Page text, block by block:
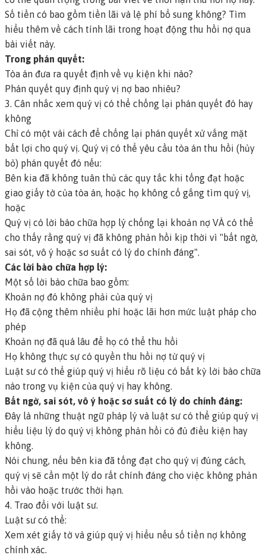
Số tiền có bao gồm tiền lãi và lệ phí bổ sung không? Tìm
hiểu thêm về cách tính lãi trong hoạt động thu hồi nợ qua
bài viết này.
Trong phán quyết:
Tòa án đưa ra quyết định về vụ kiện khi nào?
Phán quyết quy định quý vị nợ bao nhiêu?
3. Cân nhắc xem quý vị có thể chống lại phán quyết đó hay
không
Chỉ có một vài cách để chống lại phán quyết xử vắng mặt
bất lợi cho quý vị. Quý vị có thể yêu cầu tòa án thu hồi (hủy
bỏ) phán quyết đó nếu:
Bên kia đã không tuân thủ các quy tắc khi tống đạt hoặc
giao giấy tờ của tòa án, hoặc họ không cố gắng tìm quý vị,
hoặc
Quý vị có lời bào chữa hợp lý chống lại khoản nợ VÀ có thể
cho thấy rằng quý vị đã không phản hồi kịp thời vì "bất ngờ,
sai sót, vô ý hoặc sơ suất có lý do chính đáng".
Các lời bào chữa hợp lý:
Một số lời bào chữa bao gồm:
Khoản nợ đó không phải của quý vị
Họ đã cộng thêm nhiều phí hoặc lãi hơn mức luật pháp cho
phép
Khoản nợ đã quá lâu để họ có thể thu hồi
Họ không thực sự có quyền thu hồi nợ từ quý vị
Luật sư có thể giúp quý vị hiểu rõ liệu có bất kỳ lời bào chữa
nào trong vụ kiện của quý vị hay không.
Bất ngờ, sai sót, vô ý hoặc sơ suất có lý do chính đáng:
Đây là những thuật ngữ pháp lý và luật sư có thể giúp quý vị
hiểu liệu lý do quý vị không phản hồi có đủ điều kiện hay
không.
Nói chung, nếu bên kia đã tống đạt cho quý vị đúng cách,
quý vị sẽ cần một lý do rất chính đáng cho việc không phản
hồi vào hoặc trước thời hạn.
4. Trao đổi với luật sư.
Luật sư có thể:
Xem xét giấy tờ và giúp quý vị hiểu nếu số tiền nợ không
chính xác.